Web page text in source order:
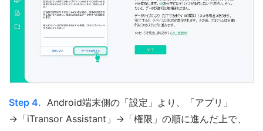
Step 4. Android端末側の「設定」より、「アプリ」
→「iTransor Assistant」→「権限」の順に進んだ上で、